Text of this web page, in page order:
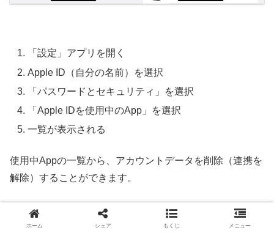
「設定」アプリを開く
Apple ID（自分の名前）を選択
「パスワードとセキュリティ」を選択
「Apple IDを使用中のApp」を選択
一覧が表示される
使用中Appの一覧から、アカウントデータを削除（連携を
解除）することができます。
連携アカウントが利用している非公開メールアドレス
を確認する
ホーム シェア もくじ メニュー